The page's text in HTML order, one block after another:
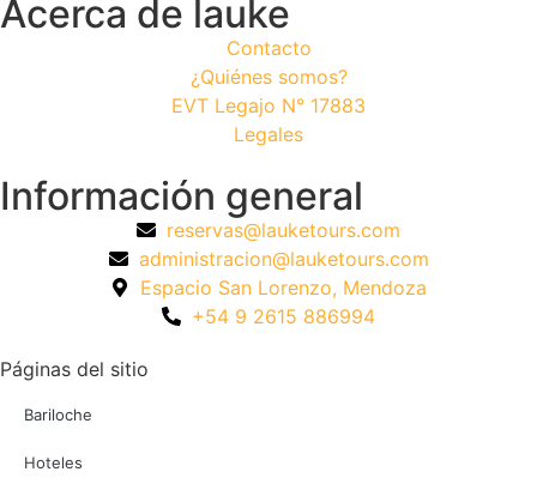
Acerca de lauke
Contacto
¿Quiénes somos?
EVT Legajo N° 17883
Legales
Información general
reservas@lauketours.com
administracion@lauketours.com
Espacio San Lorenzo, Mendoza
+54 9 2615 886994
Páginas del sitio
Bariloche
Hoteles